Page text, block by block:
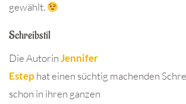
gewählt.
Schreibstil
Die AutorinJennifer
Estephat einen süchtig machenden
schon in ihren ganzen